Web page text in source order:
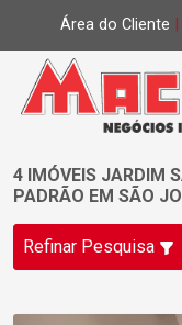
Área do Cliente
4 IMÓVEIS JARDIM
PADRÃO EM SÃO
Refinar Pesquisa